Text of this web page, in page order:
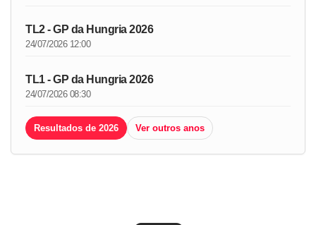
TL2 - GP da Hungria 2026
24/07/2026 12:00
TL1 - GP da Hungria 2026
24/07/2026 08:30
Resultados de 2026 Ver outros anos